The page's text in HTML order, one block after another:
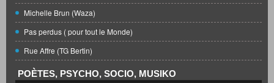
Michelle Brun (Waza)
Pas perdus ( pour tout le Monde)
Rue Affre (TG Bertin)
POÈTES, PSYCHO, SOCIO, MUSIKO